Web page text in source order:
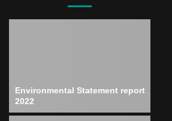
Environmental Statement report
2022